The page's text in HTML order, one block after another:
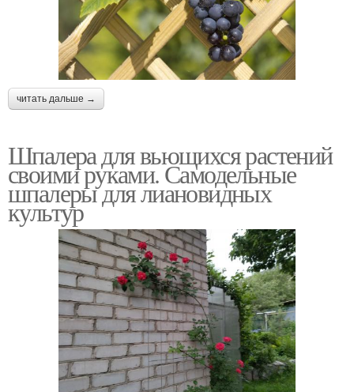
читать дальше →
Шпалера для вьющихся растений
своими руками. Самодельные
шпалеры для лиановидных
культур